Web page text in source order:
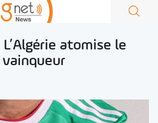
atomise le
vainqueur